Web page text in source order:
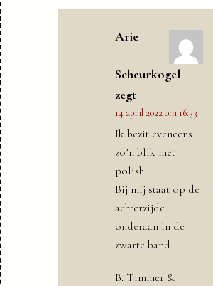
Arie
Scheurkogel
zegt
14 april 2022 om 16:33
Ik bezit eveneens
zo’n blik met
polish.
Bij mij staat op de
achterzijde
onderaan in de
zwarte band:
B. Timmer &